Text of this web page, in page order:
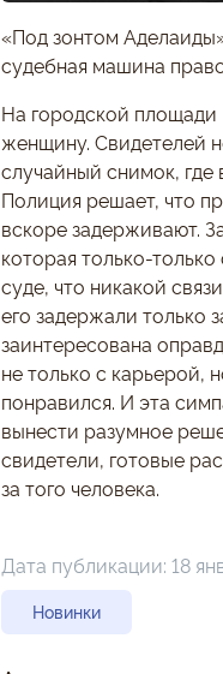
«Под зонтом
судебная машина
На городской
женщину. Свидетелей
случайный снимок,
Полиция решает, что
вскоре задерживают.
которая только-
суде, что никакой
его задержали только
заинтересована
не только с карьерой,
понравился. И эта
вынести разумное
свидетели, готовые
за того человека.
Дата публикации: 18
Новинки